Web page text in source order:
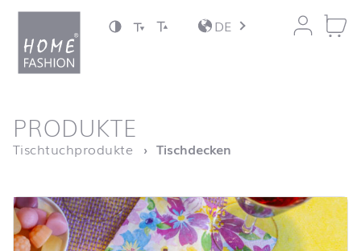
Zum Inhalt springen
DE
Startseite
PRODUKTE
Tischtuchprodukte Tischdecken